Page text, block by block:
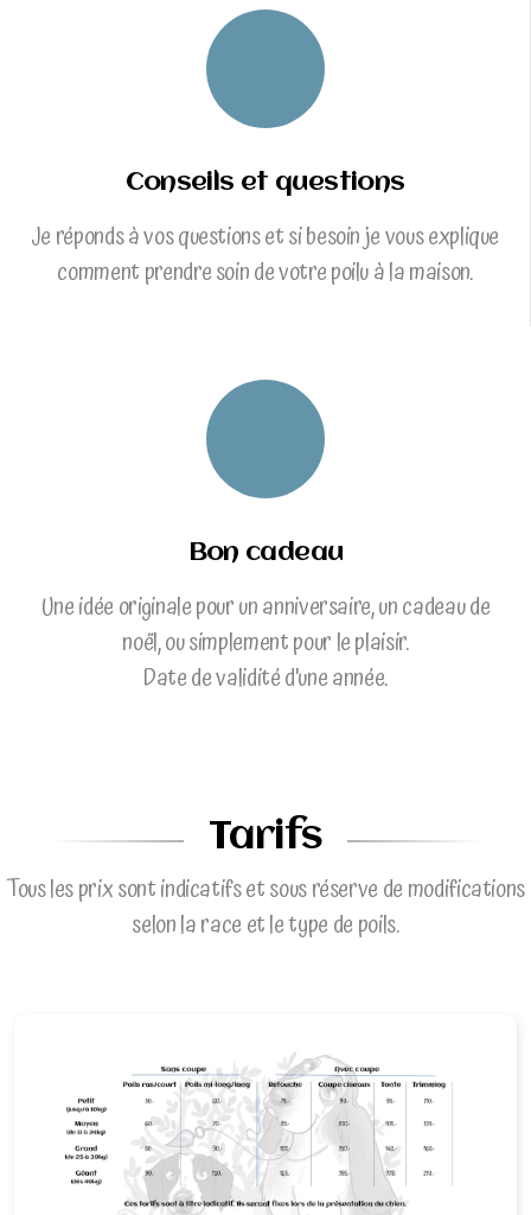
Conseils et questions
Je réponds à vos questions et si besoin je vous explique
comment prendre soin de votre poilu à la maison.
Bon cadeau
Une idée originale pour un anniversaire, un cadeau de
noël, ou simplement pour le plaisir.
Date de validité d'une année.
Tarifs
Tous les prix sont indicatifs et sous réserve de modifications
selon la race et le type de poils.